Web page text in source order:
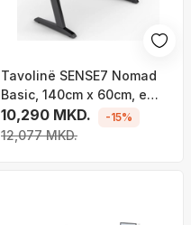
Tavolinë SENSE7 Nomad
Basic, 140cm x 60cm, e
zezë
10,290 MKD.
12,077 MKD.
-15%